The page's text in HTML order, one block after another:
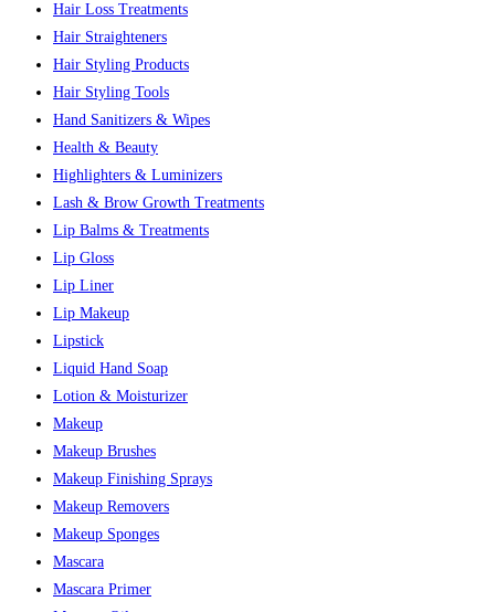
Hair Loss Treatments
Hair Straighteners
Hair Styling Products
Hair Styling Tools
Hand Sanitizers & Wipes
Health & Beauty
Highlighters & Luminizers
Lash & Brow Growth Treatments
Lip Balms & Treatments
Lip Gloss
Lip Liner
Lip Makeup
Lipstick
Liquid Hand Soap
Lotion & Moisturizer
Makeup
Makeup Brushes
Makeup Finishing Sprays
Makeup Removers
Makeup Sponges
Mascara
Mascara Primer